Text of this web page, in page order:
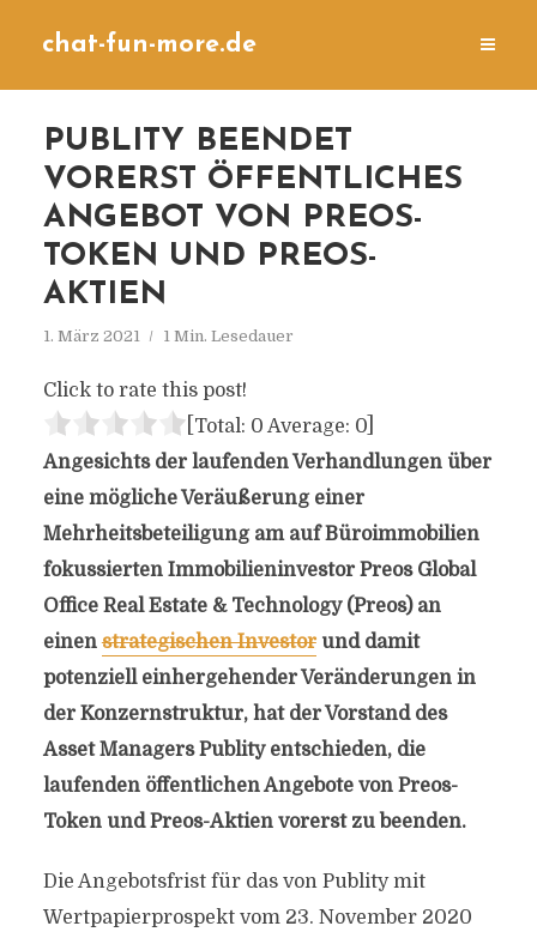
chat-fun-more.de
PUBLITY BEENDET
VORERST ÖFFENTLICHES
ANGEBOT VON PREOS-
TOKEN UND PREOS-
AKTIEN
1. März 2021 1 Min. Lesedauer
Click to rate this post!
[Total: 0 Average: 0]
Angesichts der laufenden Verhandlungen über
eine mögliche Veräußerung einer
Mehrheitsbeteiligung am auf Büroimmobilien
fokussierten Immobilieninvestor Preos Global
Office Real Estate & Technology (Preos) an
einenstrategischen Investorund damit
potenziell einhergehender Veränderungen in
der Konzernstruktur, hat der Vorstand des
Asset Managers Publity entschieden, die
laufenden öffentlichen Angebote von Preos-
Token und Preos-Aktien vorerst zu beenden.
Die Angebotsfrist für das von Publity mit
Wertpapierprospekt vom 23. November 2020